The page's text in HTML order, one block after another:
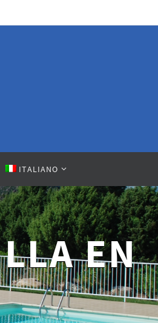
ITALIANO